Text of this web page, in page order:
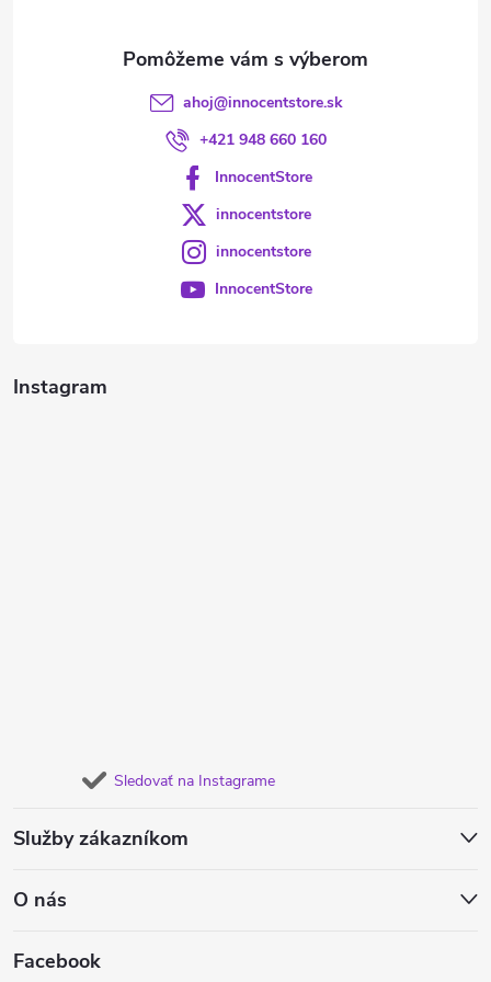
Instagram
Sledovať na Instagrame
Služby zákazníkom
O nás
Facebook
ahoj@innocentstore.sk
+421 948 660 160
InnocentStore
innocentstore
innocentstore
InnocentStore